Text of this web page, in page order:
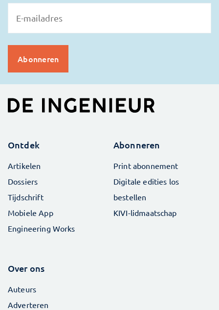
Ontdek
Artikelen
Dossiers
Tijdschrift
Mobiele App
Engineering Works
Abonneren
Print abonnement
Digitale edities los
bestellen
KIVI-lidmaatschap
Over ons
Auteurs
Adverteren